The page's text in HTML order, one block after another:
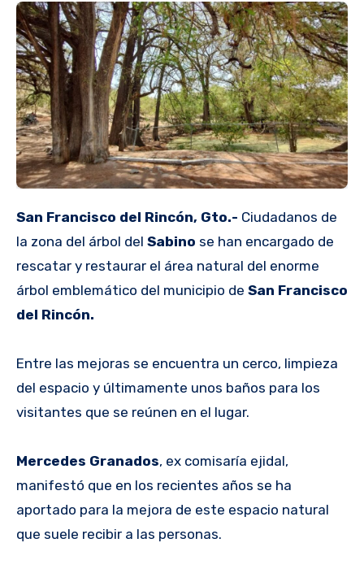
San Francisco del Rincón, Gto.- Ciudadanos de
la zona del árbol del Sabino se han encargado de
rescatar y restaurar el área natural del enorme
árbol emblemático del municipio de San Francisco
del Rincón.
Entre las mejoras se encuentra un cerco, limpieza
del espacio y últimamente unos baños para los
visitantes que se reúnen en el lugar.
Mercedes Granados, ex comisaría ejidal,
manifestó que en los recientes años se ha
aportado para la mejora de este espacio natural
que suele recibir a las personas.